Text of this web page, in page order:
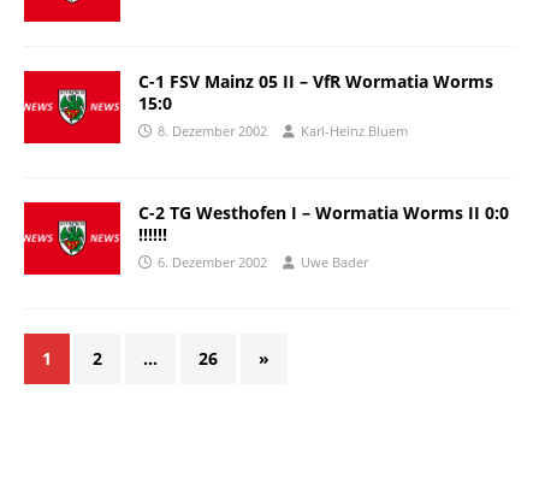
C-1 FSV Mainz 05 II – VfR Wormatia Worms
15:0
8. Dezember 2002 Karl-Heinz Bluem
C-2 TG Westhofen I – Wormatia Worms II 0:0
!!!!!!
6. Dezember 2002 Uwe Bader
1 2 … 26 »